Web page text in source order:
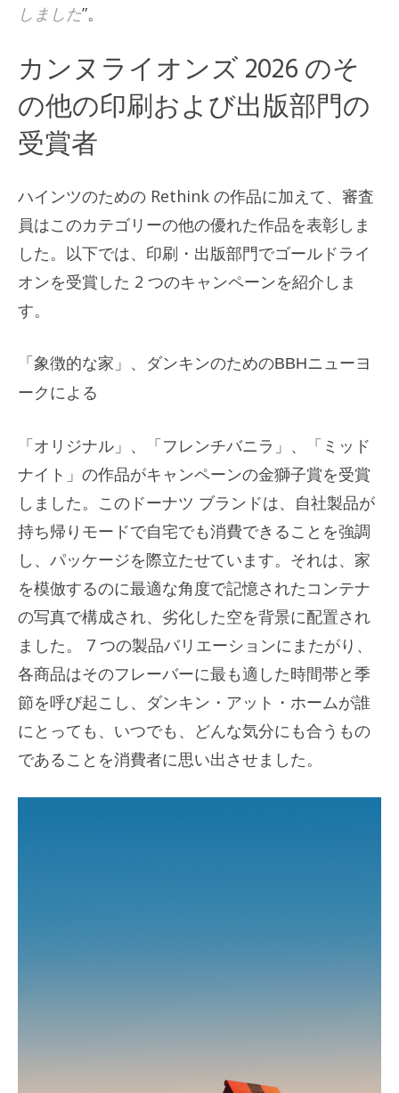
しました”。
カンヌライオンズ 2026 のそ
の他の印刷および出版部門の
受賞者
ハインツのための Rethink の作品に加えて、審査
員はこのカテゴリーの他の優れた作品を表彰しま
した。以下では、印刷・出版部門でゴールドライ
オンを受賞した 2 つのキャンペーンを紹介しま
す。
「象徴的な家」、ダンキンのためのBBHニューヨ
ークによる
「オリジナル」、「フレンチバニラ」、「ミッド
ナイト」の作品がキャンペーンの金獅子賞を受賞
しました。このドーナツ ブランドは、自社製品が
持ち帰りモードで自宅でも消費できることを強調
し、パッケージを際立たせています。それは、家
を模倣するのに最適な角度で記憶されたコンテナ
の写真で構成され、劣化した空を背景に配置され
ました。 7 つの製品バリエーションにまたがり、
各商品はそのフレーバーに最も適した時間帯と季
節を呼び起こし、ダンキン・アット・ホームが誰
にとっても、いつでも、どんな気分にも合うもの
であることを消費者に思い出させました。